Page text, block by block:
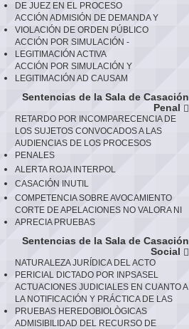
DE JUEZ EN EL PROCESO
ACCIÓN ADMISIÓN DE DEMANDA Y
VIOLACIÓN DE ORDEN PÚBLICO
ACCIÓN POR SIMULACIÓN -
LEGITIMACIÓN ACTIVA
ACCIÓN POR SIMULACIÓN Y
LEGITIMACIÓN AD CAUSAM
Sentencias de la Sala de Casación
Penal
RETARDO POR INCOMPARECENCIA DE
LOS SUJETOS CONVOCADOS A LAS
AUDIENCIAS DE LOS PROCESOS
PENALES
ALERTA ROJA INTERPOL
CASACIÓN INUTIL
COMPETENCIA SOBRE AVOCAMIENTO
CORTE DE APELACIONES NO VALORA NI
APRECIA PRUEBAS
Sentencias de la Sala de Casación
Social
NATURALEZA JURÍDICA DEL ACTO
PERICIAL DICTADO POR INPSASEL
ACTUACIONES JUDICIALES EN CUANTO A
LA NOTIFICACIÓN Y PRÁCTICA DE LAS
PRUEBAS HEREDOBIOLÒGICAS
ADMISIBILIDAD DEL RECURSO DE